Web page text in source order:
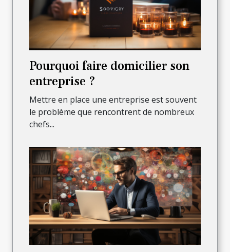
Pourquoi faire domicilier son
entreprise ?
Mettre en place une entreprise est souvent
le problème que rencontrent de nombreux
chefs...